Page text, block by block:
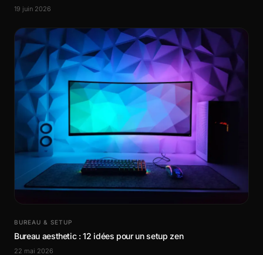
19 juin 2026
BUREAU & SETUP
Bureau aesthetic : 12 idées pour un setup zen
22 mai 2026